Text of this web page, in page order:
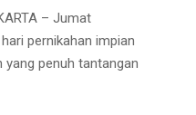
– Jumat
pernikahan impian
yang penuh tantangan